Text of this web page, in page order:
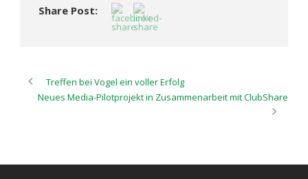
Share Post:
Treffen bei Vogel ein voller Erfolg
Neues Media-Pilotprojekt in Zusammenarbeit mit ClubShare